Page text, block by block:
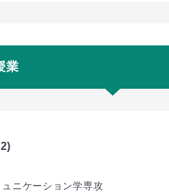
業
ニケーション学専攻